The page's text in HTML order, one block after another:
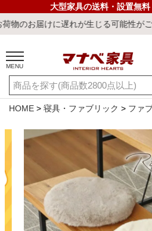
大型家具の送料・設置無
が生じる可能性がございます。ご迷
MENU
ご利用ガイド 新規
店舗一覧 閲覧
キーワード・商品番号で探す
HOME 寝具・ファブリック ファ